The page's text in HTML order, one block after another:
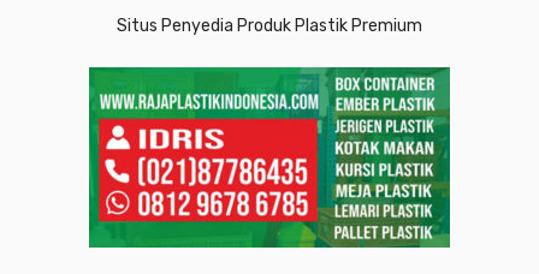
Situs Penyedia Produk Plastik Premium